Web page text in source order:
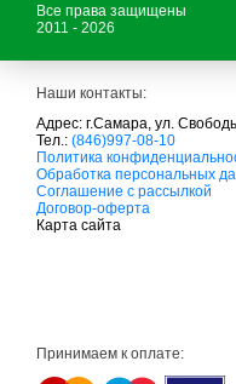
Все права защищены
2011 - 2026
Наши контакты:
Адрес: г.Самара, ул.
Тел.: (846)997-08-10
с
а
д
о
в
и
к
а
Политика
Обработка персональных
Соглашение с рассылкой
Договор-оферта
Карта сайта
Принимаем к оплате: